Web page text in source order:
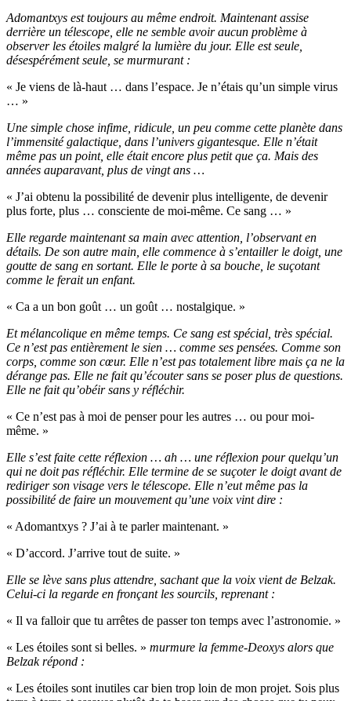
Adomantxys est toujours au même endroit. Maintenant assise
derrière un télescope, elle ne semble avoir aucun problème à
observer les étoiles malgré la lumière du jour. Elle est seule,
désespérément seule, se murmurant :
« Je viens de là-haut … dans l’espace. Je n’étais qu’un simple virus
… »
Une simple chose infime, ridicule, un peu comme cette planète dans
l’immensité galactique, dans l’univers gigantesque. Elle n’était
même pas un point, elle était encore plus petit que ça. Mais des
années auparavant, plus de vingt ans …
« J’ai obtenu la possibilité de devenir plus intelligente, de devenir
plus forte, plus … consciente de moi-même. Ce sang … »
Elle regarde maintenant sa main avec attention, l’observant en
détails. De son autre main, elle commence à s’entailler le doigt, une
goutte de sang en sortant. Elle le porte à sa bouche, le suçotant
comme le ferait un enfant.
« Ca a un bon goût … un goût … nostalgique. »
Et mélancolique en même temps. Ce sang est spécial, très spécial.
Ce n’est pas entièrement le sien … comme ses pensées. Comme son
corps, comme son cœur. Elle n’est pas totalement libre mais ça ne la
dérange pas. Elle ne fait qu’écouter sans se poser plus de questions.
Elle ne fait qu’obéir sans y réfléchir.
« Ce n’est pas à moi de penser pour les autres … ou pour moi-
même. »
Elle s’est faite cette réflexion … ah … une réflexion pour quelqu’un
qui ne doit pas réfléchir. Elle termine de se suçoter le doigt avant de
rediriger son visage vers le télescope. Elle n’eut même pas la
possibilité de faire un mouvement qu’une voix vint dire :
« Adomantxys ? J’ai à te parler maintenant. »
« D’accord. J’arrive tout de suite. »
Elle se lève sans plus attendre, sachant que la voix vient de Belzak.
Celui-ci la regarde en fronçant les sourcils, reprenant :
« Il va falloir que tu arrêtes de passer ton temps avec l’astronomie. »
« Les étoiles sont si belles. » murmure la femme-Deoxys alors que
Belzak répond :
« Les étoiles sont inutiles car bien trop loin de mon projet. Sois plus